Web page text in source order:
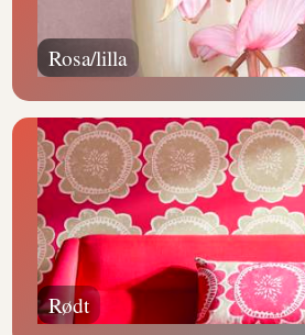
Rosa/lilla
Rødt